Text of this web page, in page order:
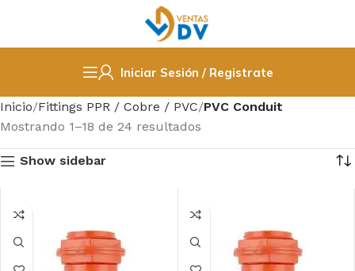
Iniciar Sesión / Registrate
Inicio Fittings PPR / Cobre / PVC PVC Conduit
Mostrando 1–18 de 24 resultados
Show sidebar